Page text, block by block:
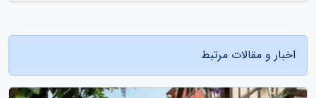
اخبار و مقالات مرتبط